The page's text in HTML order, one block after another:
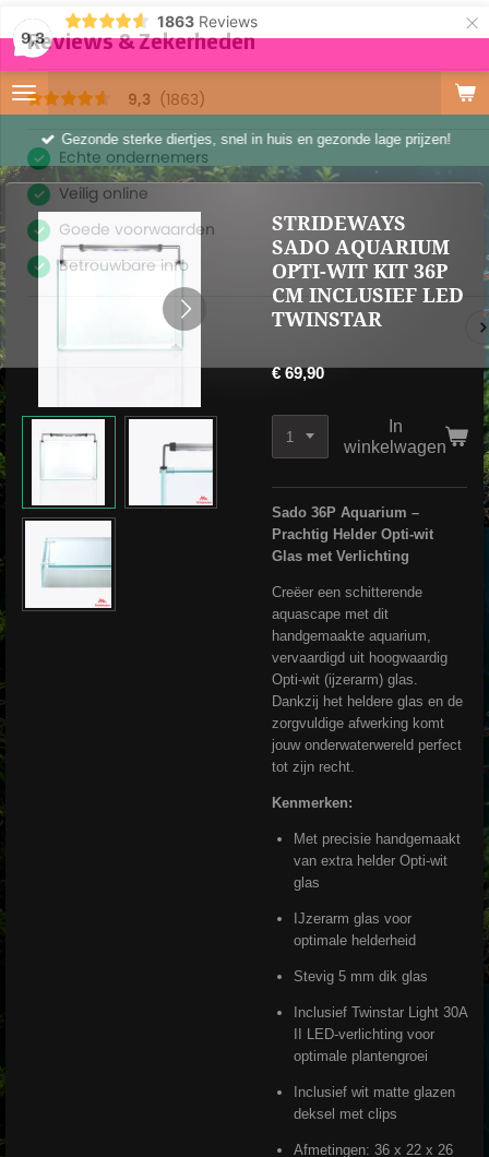
9,3
1863 Reviews ×
Gezonde sterke diertjes, snel in huis en gezonde lage prijzen!
STRIDEWAYS
SADO AQUARIUM
OPTI-WIT KIT 36P
CM INCLUSIEF LED
TWINSTAR
€ 69,90
In
winkelwagen
Sado 36P Aquarium –
Prachtig Helder Opti-wit
Glas met Verlichting
Creëer een schitterende
aquascape met dit
handgemaakte aquarium,
vervaardigd uit hoogwaardig
Opti-wit (ijzerarm) glas.
Dankzij het heldere glas en de
zorgvuldige afwerking komt
jouw onderwaterwereld perfect
tot zijn recht.
Kenmerken:
Met precisie handgemaakt
van extra helder Opti-wit
glas
IJzerarm glas voor
optimale helderheid
Stevig 5 mm dik glas
Inclusief Twinstar Light 30A
II LED-verlichting voor
optimale plantengroei
Inclusief wit matte glazen
deksel met clips
Afmetingen: 36 x 22 x 26